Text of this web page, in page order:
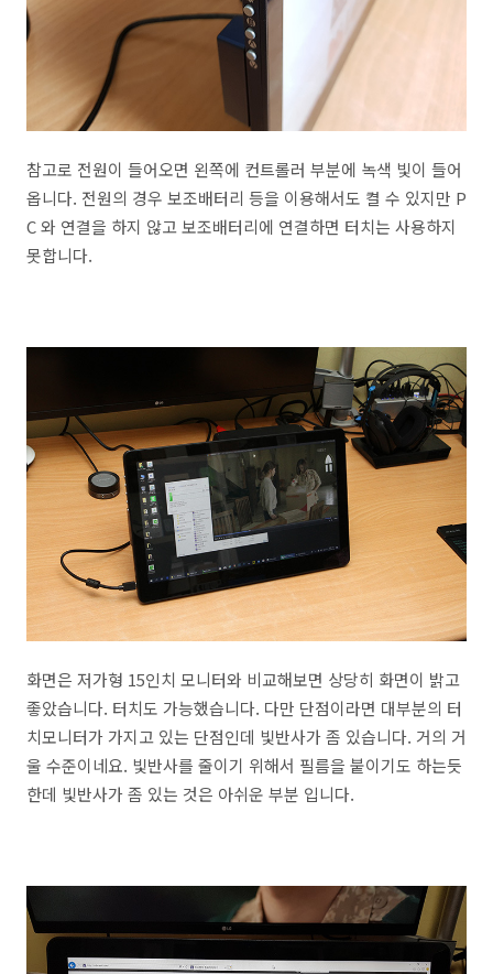
참고로 전원이 들어오면 왼쪽에 컨트롤러 부분에 녹색 빛이 들어
옵니다. 전원의 경우 보조배터리 등을 이용해서도 켤 수 있지만 P
C 와 연결을 하지 않고 보조배터리에 연결하면 터치는 사용하지
못합니다.
화면은 저가형 15인치 모니터와 비교해보면 상당히 화면이 밝고
좋았습니다. 터치도 가능했습니다. 다만 단점이라면 대부분의 터
치모니터가 가지고 있는 단점인데 빛반사가 좀 있습니다. 거의 거
울 수준이네요. 빛반사를 줄이기 위해서 필름을 붙이기도 하는듯
한데 빛반사가 좀 있는 것은 아쉬운 부분 입니다.